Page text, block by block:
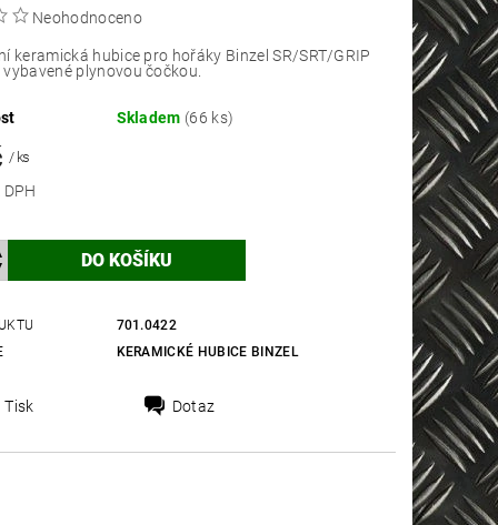
Neohodnoceno
keramická hubice pro hořáky Binzel SR/SRT/GRIP
plynovou čočkou.
Skladem (66 ks)
/ ks
DPH
701.0422
KERAMICKÉ HUBICE BINZEL
Tisk Dotaz